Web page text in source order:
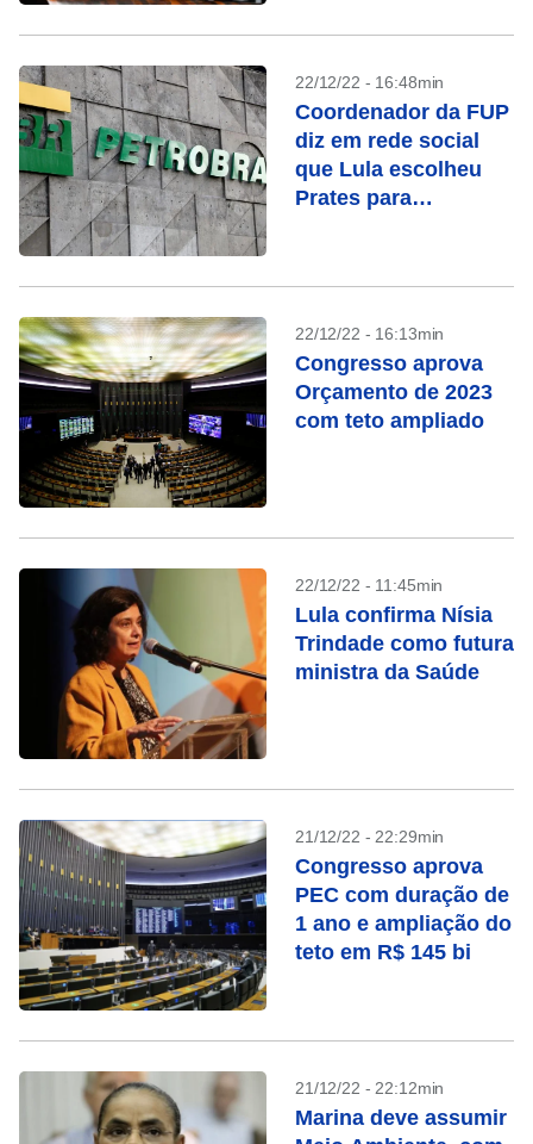
22/12/22 - 16:48min
Coordenador da FUP
diz em rede social
que Lula escolheu
Prates para
22/12/22 - 16:13min
Congresso aprova
Orçamento de 2023
com teto ampliado
22/12/22 - 11:45min
Lula confirma Nísia
Trindade como futura
ministra da Saúde
21/12/22 - 22:29min
Congresso aprova
PEC com duração de
1 ano e ampliação do
teto em R$ 145 bi
21/12/22 - 22:12min
Marina deve assumir